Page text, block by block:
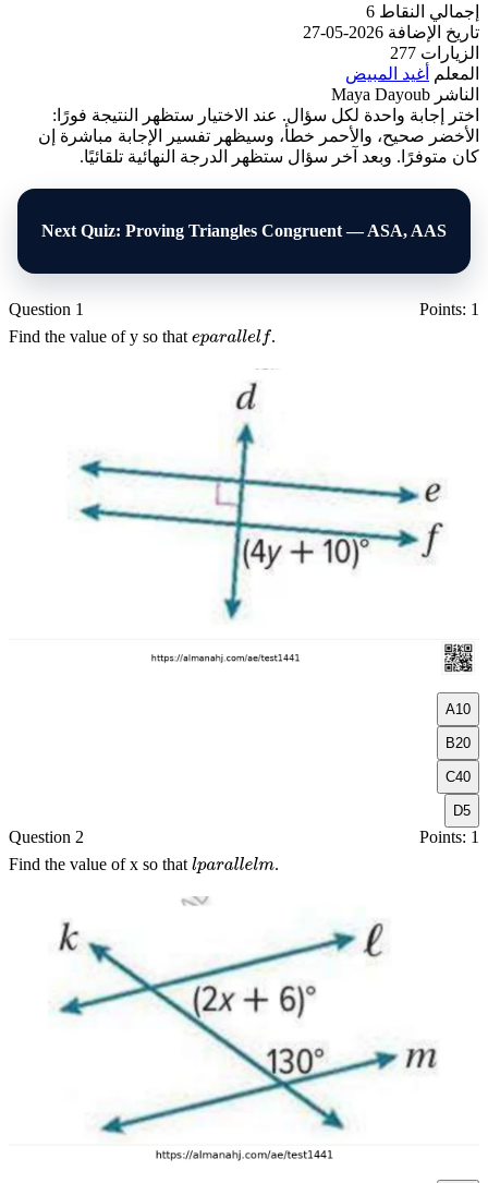
إجمالي النقاط 6
تاريخ الإضافة 2026-05-27
الزيارات 277
المعلم
أغيد المبيض
الناشر Maya Dayoub
اختر إجابة واحدة لكل سؤال. عند الاختيار ستظهر النتيجة فورًا:
الأخضر صحيح، والأحمر خطأ، وسيظهر تفسير الإجابة مباشرة إن
كان متوفرًا. وبعد آخر سؤال ستظهر الدرجة النهائية تلقائيًا.
Next Quiz: Proving Triangles Congruent — ASA, AAS
Question 1
Points: 1
Find the value ofyso thatepar allelf
A10
B20
C40
D5
Question 2
Points: 1
Find the value ofxso thatlpar allelm